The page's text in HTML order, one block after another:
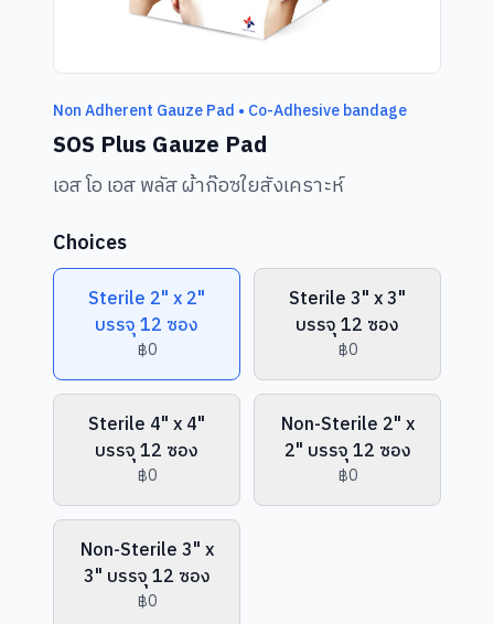
Non Adherent Gauze Pad • Co-Adhesive bandage
SOS Plus Gauze Pad
เอส โอ เอส พลัส ผ้าก๊อซใยสังเคราะห์
Choices
Sterile 2" x 2"
บรรจุ 12 ซอง
฿0
Sterile 3" x 3"
บรรจุ 12 ซอง
฿0
Sterile 4" x 4"
บรรจุ 12 ซอง
฿0
Non-Sterile 2" x
2" บรรจุ 12 ซอง
฿0
Non-Sterile 3" x
3" บรรจุ 12 ซอง
฿0